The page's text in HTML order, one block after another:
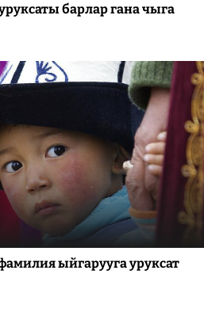
барлар гана чыга
ыйгарууга уруксат